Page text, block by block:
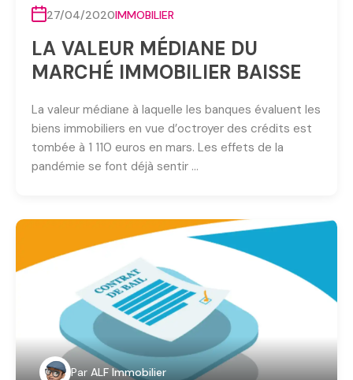
27/04/2020IMMOBILIER
LA VALEUR MÉDIANE DU
MARCHÉ IMMOBILIER BAISSE
La valeur médiane à laquelle les banques évaluent les
biens immobiliers en vue d’octroyer des crédits est
tombée à 1 110 euros en mars. Les effets de la
pandémie se font déjà sentir …
Par ALF Immobilier